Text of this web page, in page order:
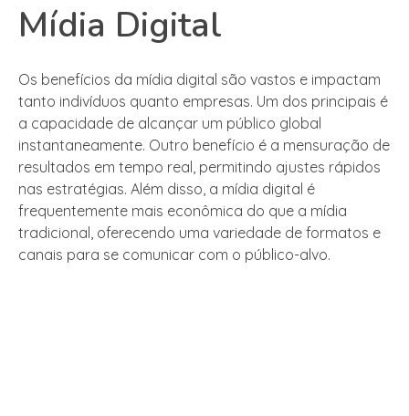
Mídia Digital
Os benefícios da mídia digital são vastos e impactam
tanto indivíduos quanto empresas. Um dos principais é
a capacidade de alcançar um público global
instantaneamente. Outro benefício é a mensuração de
resultados em tempo real, permitindo ajustes rápidos
nas estratégias. Além disso, a mídia digital é
frequentemente mais econômica do que a mídia
tradicional, oferecendo uma variedade de formatos e
canais para se comunicar com o público-alvo.